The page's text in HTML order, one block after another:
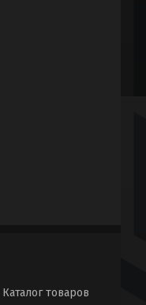
Каталог товаров